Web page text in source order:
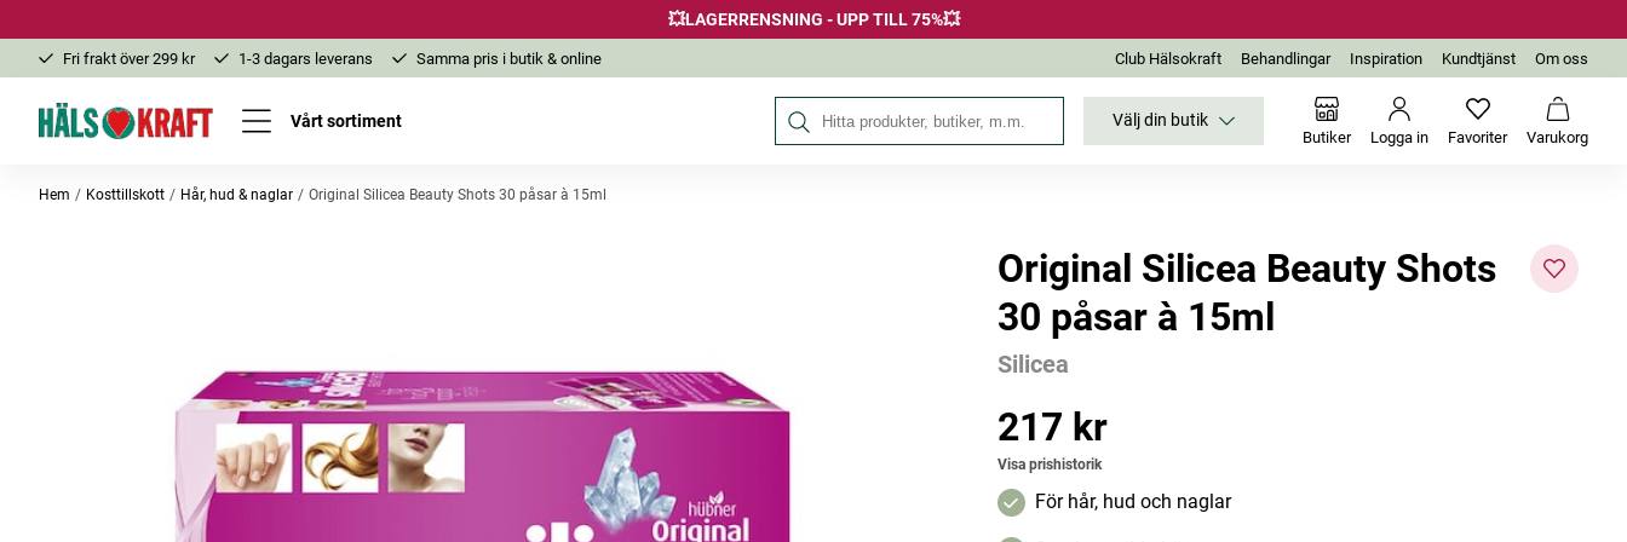
💥LAGERRENSNING - UPP TILL 75%💥
Fri frakt över 299 kr 1-3 dagars leverans Samma pris i butik & online Club Hälsokraft Behandlingar Inspiration Kundtjänst Om oss
Vårt sortiment Sök på Hälsokraft Välj din butik
Butiker Logga in FavoriterInga favoriter
Varukorg
Hem Kosttillskott Hår, hud & naglar Original Silicea Beauty Shots 30 påsar à 15ml
Andra köpte också
Bästsäljare
Original Silicea Beauty Shots
30 påsar à 15ml
Silicea
Pris: 217 kr
217 kr
Visa prishistorik
För hår, hud och naglar